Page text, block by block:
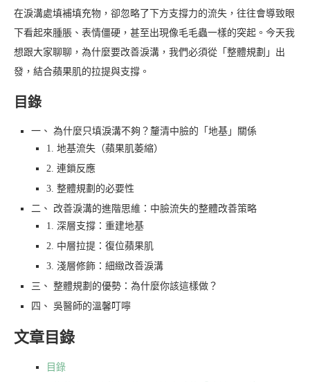
在淚溝處填補填充物，卻忽略了下方支撐力的流失，往往會導致眼
下看起來腫脹、表情僵硬，甚至出現像毛毛蟲一樣的突起。今天我
想跟大家聊聊，為什麼要改善淚溝，我們必須從「整體規劃」出
發，結合蘋果肌的拉提與支撐。
目錄
一、 為什麼只填淚溝不夠？釐清中臉的「地基」關係
1. 地基流失（蘋果肌萎縮）
2. 連鎖反應
3. 整體規劃的必要性
二、 改善淚溝的進階思維：中臉流失的整體改善策略
1. 深層支撐：重建地基
2. 中層拉提：復位蘋果肌
3. 淺層修飾：細緻改善淚溝
三、 整體規劃的優勢：為什麼你該這樣做？
四、 吳醫師的溫馨叮嚀
文章目錄
目錄